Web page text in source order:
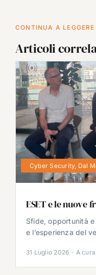
CONTINUA A LEGGERE
Articoli
Cyber Security, Dal
ESET e le nuove
Sfide, opportunità
e l’esperienza del
31 Luglio 2026 · A